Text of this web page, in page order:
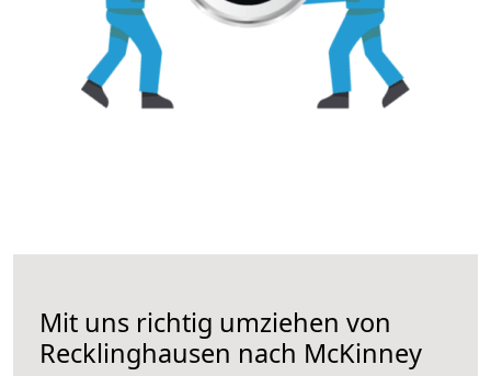
Mit uns richtig umziehen von
Recklinghausen nach McKinney